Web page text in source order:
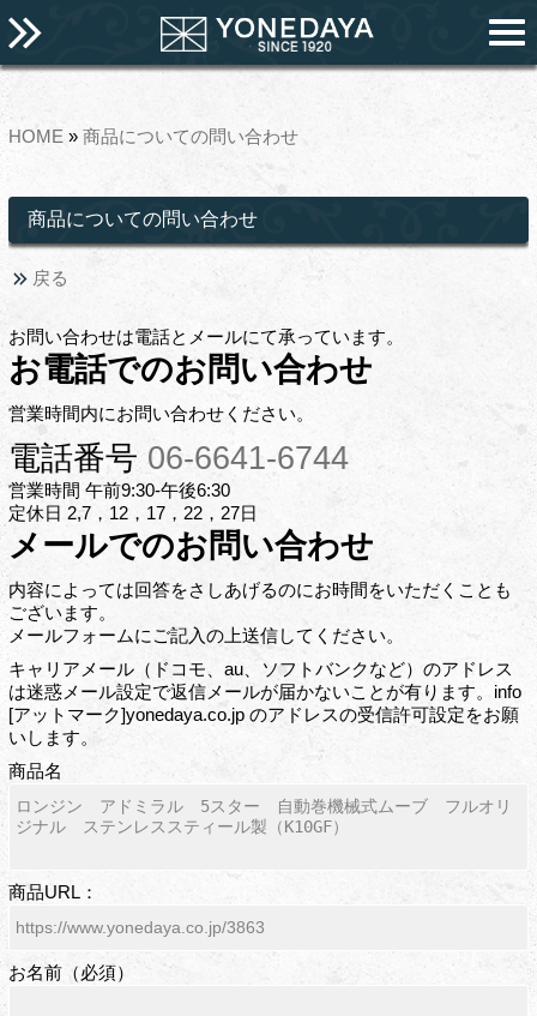
HOME » 商品についての問い合わせ
商品についての問い合わせ
戻る
お問い合わせは電話とメールにて承っています。
お電話でのお問い合わせ
営業時間内にお問い合わせください。
電話番号 06-6641-6744
営業時間 午前9:30-午後6:30
定休日 2,7，12，17，22，27日
メールでのお問い合わせ
内容によっては回答をさしあげるのにお時間をいただくことも
ございます。
メールフォームにご記入の上送信してください。
キャリアメール（ドコモ、au、ソフトバンクなど）のアドレス
は迷惑メール設定で返信メールが届かないことが有ります。info
[アットマーク]yonedaya.co.jp のアドレスの受信許可設定をお願
いします。
商品名
商品URL：
お名前（必須）